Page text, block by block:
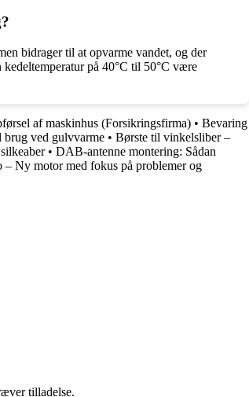
bidrager til at opvarme vandet, og der
på 40°C til 50°C være
af maskinhus (Forsikringsfirma) • Bevaring
ved gulvvarme • Børste til vinkelsliber –
• DAB-antenne montering: Sådan
– Ny motor med fokus på problemer og
tilladelse.